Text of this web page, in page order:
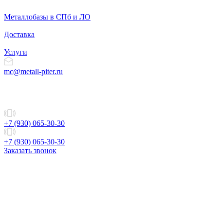
Металлобазы в СПб и ЛО
Доставка
Услуги
mc@metall-piter.ru
+7 (930) 065-30-30
+7 (930) 065-30-30
Заказать звонок